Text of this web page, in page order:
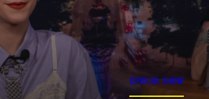
SPOILER SHOW